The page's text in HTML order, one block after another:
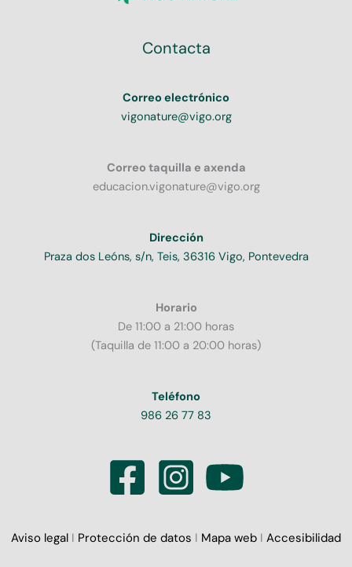
Contacta
Correo electrónico
vigonature@vigo.org
Correo taquilla e axenda
educacion.vigonature@vigo.org
Dirección
Praza dos Leóns, s/n, Teis, 36316 Vigo, Pontevedra
Horario
De 11:00 a 21:00 horas
(Taquilla de 11:00 a 20:00 horas)
Teléfono
986 26 77 83
Aviso legal I Protección de datos I Mapa web I Accesibilidad